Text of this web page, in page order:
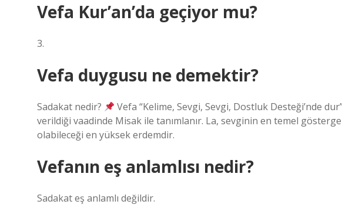
Vefa Kur’an’da geçiyor mu?
3.
Vefa duygusu ne demektir?
Sadakat nedir?
Vefa “Kelime, Sevgi, Sevgi, Dostluk Desteği’nde
verildiği vaadinde Misak ile tanımlanır. La, sevginin en temel
olabileceği en yüksek erdemdir.
Vefanın eş anlamlısı nedir?
Sadakat eş anlamlı değildir.